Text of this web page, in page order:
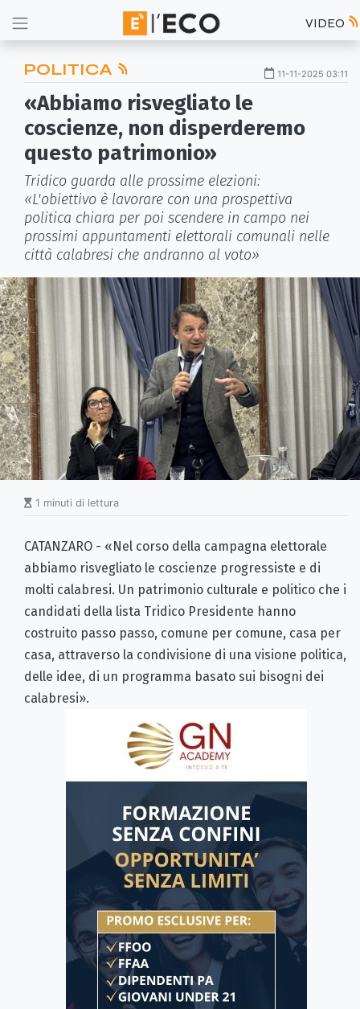
VIDEO
POLITICA 11-11-2025 03:11
«Abbiamo risvegliato le
coscienze, non disperderemo
questo patrimonio»
Tridico guarda alle prossime elezioni:
«L'obiettivo è lavorare con una prospettiva
politica chiara per poi scendere in campo nei
prossimi appuntamenti elettorali comunali nelle
città calabresi che andranno al voto»
1 minuti di lettura
CATANZARO - «Nel corso della campagna elettorale
abbiamo risvegliato le coscienze progressiste e di
molti calabresi. Un patrimonio culturale e politico che i
candidati della lista Tridico Presidente hanno
costruito passo passo, comune per comune, casa per
casa, attraverso la condivisione di una visione politica,
delle idee, di un programma basato sui bisogni dei
calabresi».